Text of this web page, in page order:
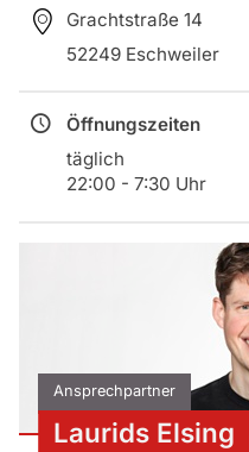
Grachtstraße 14
52249 Eschweiler
Öffnungszeiten
täglich
22:00 - 7:30 Uhr
Ansprechpartner
Laurids Elsing